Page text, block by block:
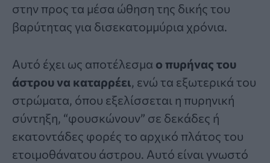
στην προς τα μέσα ώθηση της δικής του
βαρύτητας για δισεκατομμύρια χρόνια.
Αυτό έχει ως αποτέλεσμα ο πυρήνας του
άστρου να καταρρέει, ενώ τα εξωτερικά του
στρώματα, όπου εξελίσσεται η πυρηνική
σύντηξη, “φουσκώνουν” σε δεκάδες ή
εκατοντάδες φορές το αρχικό πλάτος του
ετοιμοθάνατου άστρου. Αυτό είναι γνωστό